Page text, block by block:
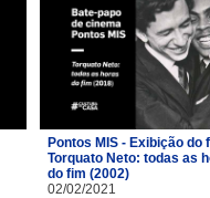
Pontos MIS - Exibição do
Torquato Neto: todas as
do fim (2002)
02/02/2021